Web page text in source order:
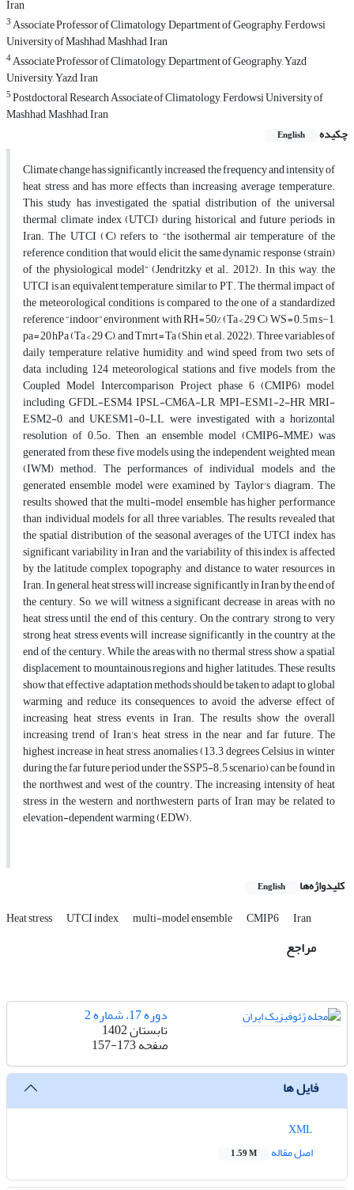
Iran
3Associate Professor of Climatology, Department of Geography, Ferdowsi
University of Mashhad, Mashhad, Iran
4Associate Professor of Climatology, Department of Geography, Yazd
University, Yazd, Iran
5Postdoctoral Research Associate of Climatology, Ferdowsi University of
Mashhad, Mashhad, Iran
چکیده
English
Climate change has significantly increased the frequency and intensity of
heat stress and has more effects than increasing average temperature.
This study has investigated the spatial distribution of the universal
thermal climate index (UTCI) during historical and future periods in
Iran. The UTCI (°C) refers to “the isothermal air temperature of the
reference condition that would elicit the same dynamic response (strain)
of the physiological model” (Jendritzky et al., 2012). In this way, the
UTCI is an equivalent temperature, similar to PT. The thermal impact of
the meteorological conditions is compared to the one of a standardized
reference “indoor” environment with RH = 50% (Ta < 29 °C), WS = 0.5 m s−1,
pa = 20 hPa (Ta < 29 °C), and Tmrt = Ta (Shin et al. 2022). Three variables of
daily temperature, relative humidity, and wind speed from two sets of
data, including 124 meteorological stations and five models from the
Coupled Model Intercomparison Project phase 6 (CMIP6) model,
including GFDL-ESM4, IPSL-CM6A-LR, MPI-ESM1-2-HR, MRI-
ESM2-0, and UKESM1-0-LL were investigated with a horizontal
resolution of 0.5o. Then, an ensemble model (CMIP6-MME) was
generated from these five models using the independent weighted mean
(IWM) method. The performances of individual models and the
generated ensemble model were examined by Taylor's diagram. The
results showed that the multi-model ensemble has higher performance
than individual models for all three variables. The results revealed that
the spatial distribution of the seasonal averages of the UTCI index has
significant variability in Iran, and the variability of this index is affected
by the latitude, complex topography, and distance to water resources in
Iran. In general, heat stress will increase significantly in Iran by the end of
the century. So, we will witness a significant decrease in areas with no
heat stress until the end of this century. On the contrary, strong to very
strong heat stress events will increase significantly in the country at the
end of the century. While the areas with no thermal stress show a spatial
displacement to mountainous regions and higher latitudes. These results
show that effective adaptation methods should be taken to adapt to global
warming and reduce its consequences to avoid the adverse effect of
increasing heat stress events in Iran. The results show the overall
increasing trend of Iran's heat stress in the near and far future. The
highest increase in heat stress anomalies (13.3 degrees Celsius in winter
during the far future period under the SSP5-8.5 scenario) can be found in
the northwest and west of the country. The increasing intensity of heat
stress in the western and northwestern parts of Iran may be related to
elevation-dependent warming (EDW).
کلیدواژه‌ها English
Heat stress UTCI index multi-model ensemble CMIP6 Iran
مراجع
دوره 17، شماره 2
تابستان 1402
صفحه157-173
فایل ها
اصل مقاله
1.59 M